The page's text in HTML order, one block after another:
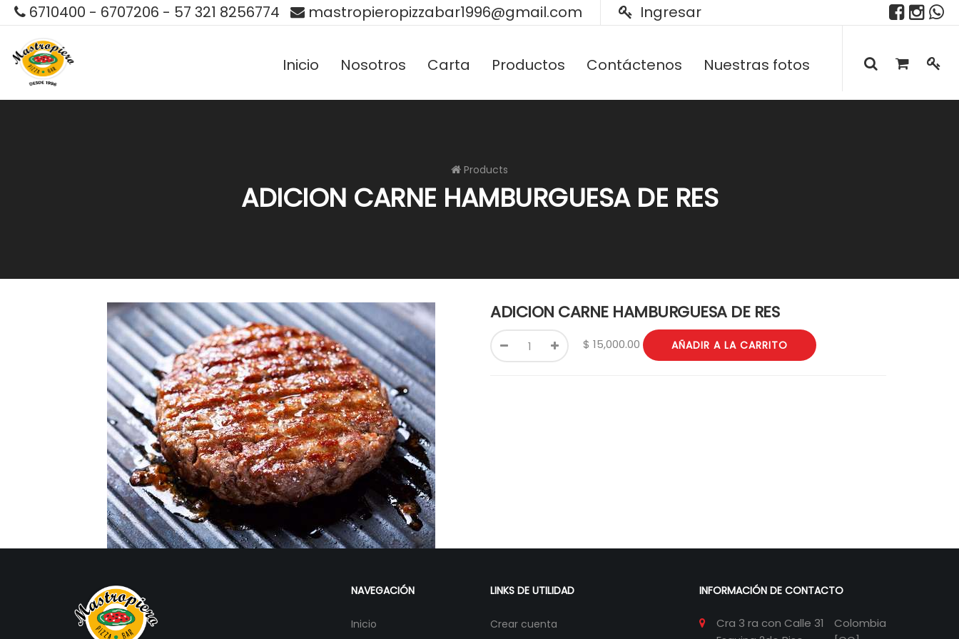
6710400 - 6707206 - 57 321 8256774 mastropieropizzabar1996@gmail.com Ingresar
Inicio Nosotros Carta Productos Contáctenos Nuestras fotos
Products
ADICION CARNE HAMBURGUESA DE RES
ADICION CARNE HAMBURGUESA DE RES
$ 15,000.00 AÑADIR A LA CARRITO
NAVEGACIÓN
Inicio
LINKS DE UTILIDAD
Crear cuenta
INFORMACIÓN DE CONTACTO
Cra 3 ra con Calle 31
Colombia